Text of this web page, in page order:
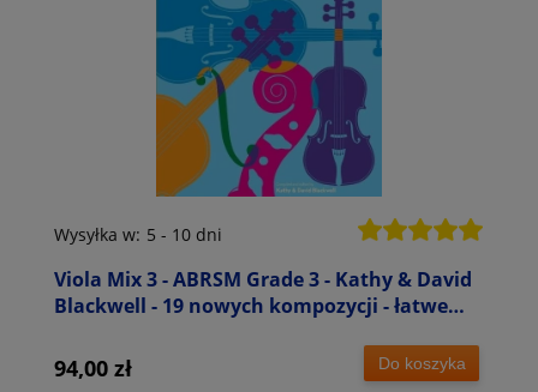
Viola Mix 3 - ABRSM Grade 3 - Kathy & David
Blackwell - 19 nowych kompozycji - łatwe
Wysyłka w: 5 - 10 dni
94,00 zł Do koszyka